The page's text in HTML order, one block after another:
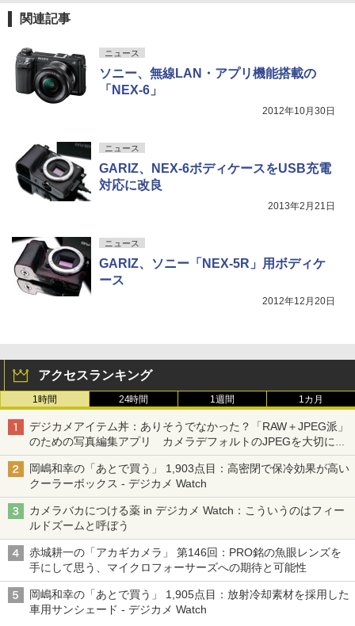
関連記事
ニュース
ソニー、無線LAN・アプリ機能搭載の
「NEX-6」
2012年10月30日
ニュース
GARIZ、NEX-6ボディケースをUSB充電
対応に改良
2013年2月21日
ニュース
GARIZ、ソニー「NEX-5R」用ボディケ
ース
2012年12月20日
アクセスランキング
1時間 24時間 1週間 1カ月
デジカメアイテム丼：ありそうでなかった？「RAW＋JPEG派」
のための写真編集アプリ カメラデフォルトのJPEGを大切にす
る「Filmator」
岡嶋和幸の「あとで買う」 1,903点目：高密閉で保冷効果が高い
クーラーボックス - デジカメ Watch
カメラバカにつける薬 in デジカメ Watch：こういうのはフィー
ルドズームと呼ぼう
赤城耕一の「アカギカメラ」 第146回：PRO銘の魚眼レンズを
手にして思う、マイクロフォーサーズへの期待と可能性
岡嶋和幸の「あとで買う」 1,905点目：放射冷却素材を採用した
車用サンシェード - デジカメ Watch